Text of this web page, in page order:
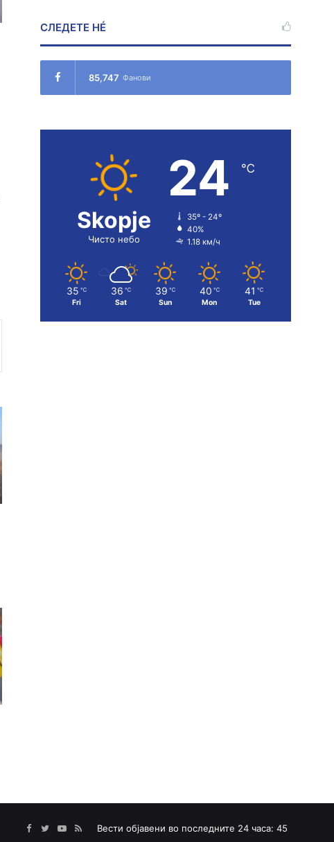
СЛЕДЕТЕ НÉ
85,747 Фанови
Skopje
Чисто небо
24 ℃
35º - 24º
40%
1.18 км/ч
35 ℃
Fri
36 ℃
Sat
39 ℃
Sun
40 ℃
Mon
41 ℃
Tue
Вести објавени во последните 24 часа: 45
Facebook
TwitterYouTube
RSS